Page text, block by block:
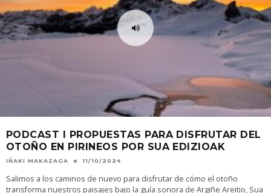
PODCAST I PROPUESTAS PARA DISFRUTAR DEL
OTOÑO EN PIRINEOS POR SUA EDIZIOAK
IÑAKI MAKAZAGA 11/10/2024
Salimos a los caminos de nuevo para disfrutar de cómo el otoño
transforma nuestros paisajes bajo la guía sonora de Argiñe Areitio, Sua